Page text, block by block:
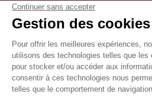
Nos ressources
Témoignages
Nous contacter
INFORMATIONS
Mentions légales